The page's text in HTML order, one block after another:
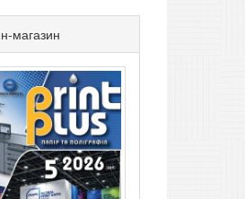
магазин